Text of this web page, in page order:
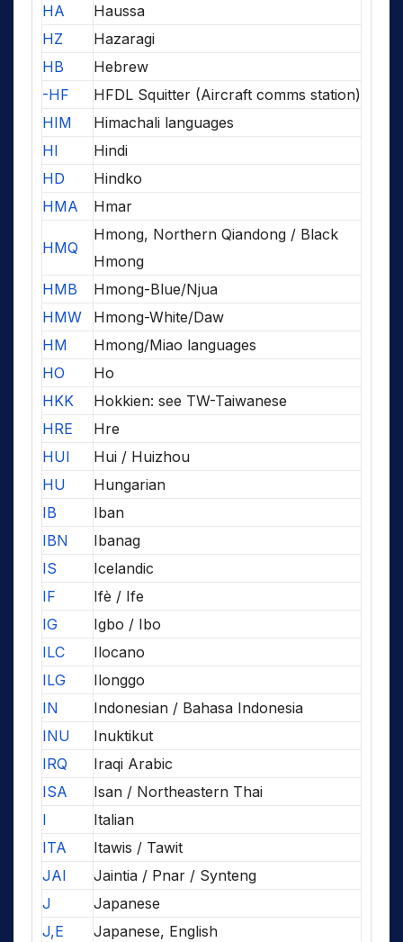
HA
Haussa
HZ
Hazaragi
HB
Hebrew
-HF
HFDL Squitter (Aircraft comms station)
HIM
Himachali languages
HI
Hindi
HD
Hindko
HMA
Hmar
HMQ
Hmong, Northern Qiandong / Black
Hmong
HMB
Hmong-Blue/Njua
HMW
Hmong-White/Daw
HM
Hmong/Miao languages
HO
Ho
HKK
Hokkien: see TW-Taiwanese
HRE
Hre
HUI
Hui / Huizhou
HU
Hungarian
IB
Iban
IBN
Ibanag
IS
Icelandic
IF
Ifè / Ife
IG
Igbo / Ibo
ILC
Ilocano
ILG
Ilonggo
IN
Indonesian / Bahasa Indonesia
INU
Inuktikut
IRQ
Iraqi Arabic
ISA
Isan / Northeastern Thai
I
Italian
ITA
Itawis / Tawit
JAI
Jaintia / Pnar / Synteng
J
Japanese
J,E
Japanese, English